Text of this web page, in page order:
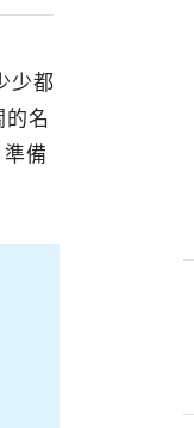
少都
名
備